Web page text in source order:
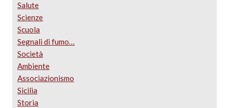
Salute
Scienze
Scuola
Segnali di fumo…
Società
Ambiente
Associazionismo
Sicilia
Storia